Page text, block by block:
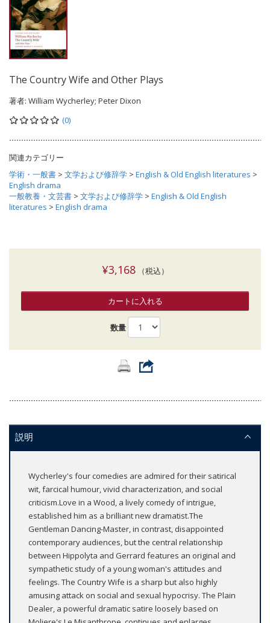
The Country Wife and Other Plays
著者: William Wycherley; Peter Dixon
(0)
関連カテゴリー
学術・一般書 > 文学および修辞学 > English & Old English literatures >
English drama
一般教養・文芸書 > 文学および修辞学 > English & Old English
literatures > English drama
¥3,168（税込）
カートに入れる
数量
説明
Wycherley's four comedies are admired for their satirical
wit, farcical humour, vivid characterization, and social
criticism.Love in a Wood, a lively comedy of intrigue,
established him as a brilliant new dramatist.The
Gentleman Dancing-Master, in contrast, disappointed
contemporary audiences, but the central relationship
between Hippolyta and Gerrard features an original and
sympathetic study of a young woman's attitudes and
feelings. The Country Wife is a sharp but also highly
amusing attack on social and sexual hypocrisy. The Plain
Dealer, a powerful dramatic satire loosely based on